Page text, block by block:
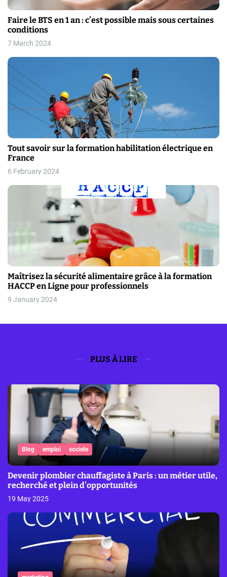
Faire le BTS en 1 an : c’est possible mais sous certaines
conditions
7 March 2024
Tout savoir sur la formation habilitation électrique en
France
6 February 2024
Maîtrisez la sécurité alimentaire grâce à la formation
HACCP en Ligne pour professionnels
9 January 2024
PLUS À LIRE
Blog emploi societe
Devenir plombier chauffagiste à Paris : un métier utile,
recherché et plein d’opportunités
19 May 2025